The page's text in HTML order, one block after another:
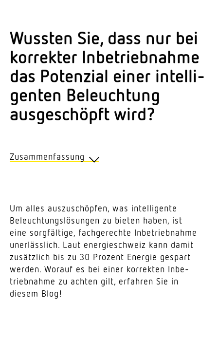
Wussten Sie, dass nur bei
korrekter Inbe­trieb­nahme
das Potenzial einer intel­li­
genten Beleuchtung
ausge­schöpft wird?
Zusammenfassung
1. Nur wenn eine intel­li­gente Beleuch­
tungs­lösung korrekt in Betrieb genommen
wird, kann das ganze Ener­gie­spar­po­
tenzial ausge­schöpft werden.
2. Weniger ist oft mehr! Das gilt bei der
Beleuch­tungs­stärke und der Nachlaufzeit.
3. Kleine Licht­gruppen bedeuten grösst­
Um alles auszu­schöpfen, was intel­li­gente
Beleuch­tungs­lö­sungen zu bieten haben, ist
eine sorg­fältige, fach­ge­rechte Inbe­trieb­nahme
uner­lässlich. Laut ener­gie­schweiz kann damit
zusätzlich bis zu 30 Prozent Energie gespart
werden. Worauf es bei einer korrekten Inbe­
trieb­nahme zu achten gilt, erfahren Sie in
diesem Blog!